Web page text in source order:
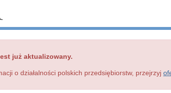
już aktualizowany.
o działalności polskich przedsiębiorstw, przejrzyj